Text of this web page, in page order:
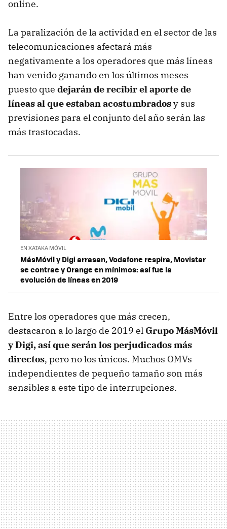
online.
La paralización de la actividad en el sector de las
telecomunicaciones afectará más
negativamente a los operadores que más líneas
han venido ganando en los últimos meses
puesto que dejarán de recibir el aporte de
líneas al que estaban acostumbradosy sus
previsiones para el conjunto del año serán las
más trastocadas.
EN XATAKA MÓVIL
MásMóvil y Digi arrasan, Vodafone respira, Movistar
se contrae y Orange en mínimos: así fue la
evolución de líneas en 2019
Entre los operadores que más crecen,
destacaron a lo largo de 2019 el Grupo MásMóvil
y Digi, así que serán los perjudicados más
directos, pero no los únicos. Muchos OMVs
independientes de pequeño tamaño son más
sensibles a este tipo de interrupciones.